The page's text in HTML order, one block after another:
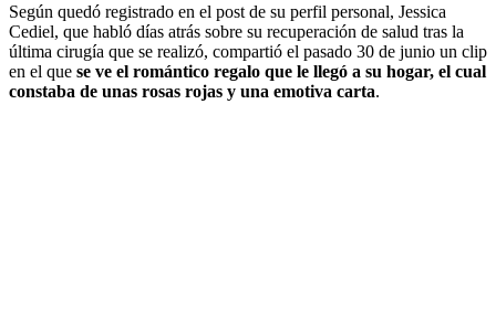
Según quedó registrado en el post de su perfil personal, Jessica
Cediel, que habló días atrás sobre su recuperación de salud tras la
última cirugía que se realizó, compartió el pasado 30 de junio un clip
en el que se ve el romántico regalo que le llegó a su hogar, el cual
constaba de unas rosas rojas y una emotiva carta.